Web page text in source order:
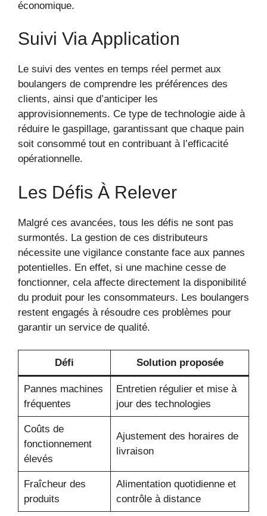
économique.
Suivi Via Application
Le suivi des ventes en temps réel permet aux
boulangers de comprendre les préférences des
clients, ainsi que d’anticiper les
approvisionnements. Ce type de technologie aide à
réduire le gaspillage, garantissant que chaque pain
soit consommé tout en contribuant à l’efficacité
opérationnelle.
Les Défis À Relever
Malgré ces avancées, tous les défis ne sont pas
surmontés. La gestion de ces distributeurs
nécessite une vigilance constante face aux pannes
potentielles. En effet, si une machine cesse de
fonctionner, cela affecte directement la disponibilité
du produit pour les consommateurs. Les boulangers
restent engagés à résoudre ces problèmes pour
garantir un service de qualité.
Défi Solution proposée
Pannes machines
fréquentes
Entretien régulier et mise à
jour des technologies
Coûts de
fonctionnement
élevés
Ajustement des horaires de
livraison
Fraîcheur des
produits
Alimentation quotidienne et
contrôle à distance